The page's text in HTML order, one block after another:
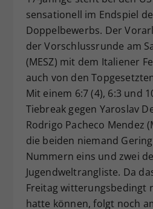
sensationell im Endspiel
Doppelbewerbs. Der
der Vorschlussrunde am
(MESZ) mit dem Italiener
auch von den
Mit einem 6:7 (4), 6:3 und
Tiebreak gegen Yaroslav
Rodrigo Pacheco Mendez
die beiden niemand
Nummern eins und zwei
Jugendweltrangliste. Da
Freitag witterungsbedingt
hatte können, folgt noch
Dieser Wert
Einstellungen.
zufällig
historische
vorgenommen
Webseiten-
hat.